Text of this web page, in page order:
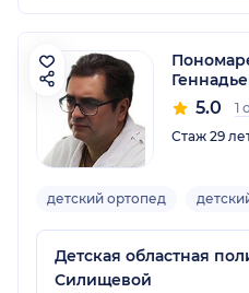
5.0
1
Стаж 29
детский ортопед
Детская областная
Силищевой